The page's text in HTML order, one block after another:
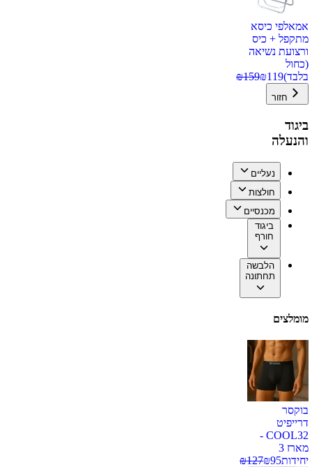
אמאלפי כיסא
מתקפל + כיס
ורצועת נשיאה
(כחול
בלבד)
₪119
₪159
חזור
ביגוד
והנעלה
נעליים
חולצות
מכנסיים
ביגוד
חורף
הלבשה
תחתונה
מומלצים
בוקסר
דרייפיט
COOL32 -
מארז 3
יחידות
₪95
₪127